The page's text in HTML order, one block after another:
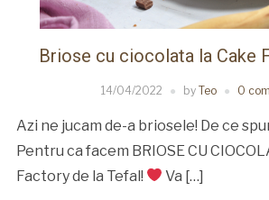
Briose cu ciocolata la Cake
14/04/2022 by Teo 0
Azi ne jucam de-a briosele! De ce
Pentru ca facem BRIOSE CU
Factory de la Tefal!
Va […]